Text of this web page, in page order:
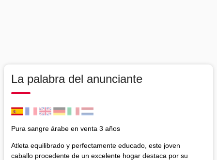
La palabra del anunciante
Pura sangre árabe en venta 3 años
Atleta equilibrado y perfectamente educado, este joven
caballo procedente de un excelente hogar destaca por su